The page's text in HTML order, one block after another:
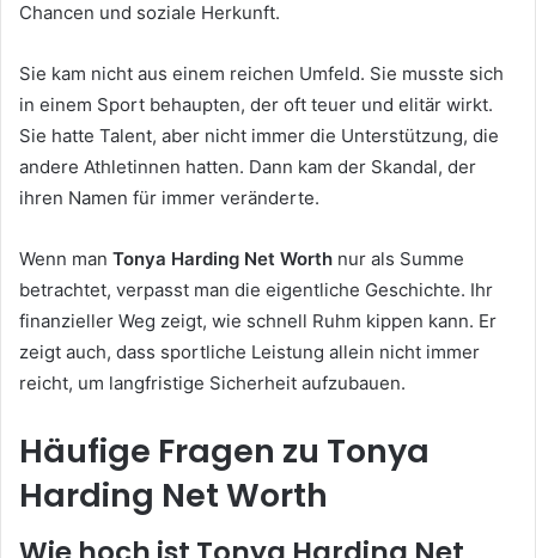
Chancen und soziale Herkunft.
Sie kam nicht aus einem reichen Umfeld. Sie musste sich
in einem Sport behaupten, der oft teuer und elitär wirkt.
Sie hatte Talent, aber nicht immer die Unterstützung, die
andere Athletinnen hatten. Dann kam der Skandal, der
ihren Namen für immer veränderte.
Wenn man Tonya Harding Net Worth nur als Summe
betrachtet, verpasst man die eigentliche Geschichte. Ihr
finanzieller Weg zeigt, wie schnell Ruhm kippen kann. Er
zeigt auch, dass sportliche Leistung allein nicht immer
reicht, um langfristige Sicherheit aufzubauen.
Häufige Fragen zu Tonya
Harding Net Worth